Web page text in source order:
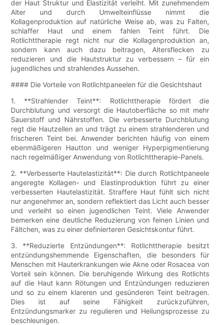
der Haut Struktur und Elastizität verleiht. Mit zunehmendem
Alter und durch Umwelteinflüsse nimmt die
Kollagenproduktion auf natürliche Weise ab, was zu Falten,
schlaffer Haut und einem fahlen Teint führt. Die
Rotlichttherapie regt nicht nur die Kollagenproduktion an,
sondern kann auch dazu beitragen, Altersflecken zu
reduzieren und die Hautstruktur zu verbessern – für ein
jugendliches und strahlendes Aussehen.
#### Die Vorteile von Rotlichtpaneelen für die Gesichtshaut
1. **Strahlender Teint**: Rotlichttherapie fördert die
Durchblutung und versorgt die Hautoberfläche so mit mehr
Sauerstoff und Nährstoffen. Die verbesserte Durchblutung
regt die Hautzellen an und trägt zu einem strahlenderen und
frischeren Teint bei. Anwender berichten häufig von einem
ebenmäßigeren Hautton und weniger Hyperpigmentierung
nach regelmäßiger Anwendung von Rotlichttherapie-Panels.
2. **Verbesserte Hautelastizität**: Die durch Rotlichtpaneele
angeregte Kollagen- und Elastinproduktion führt zu einer
verbesserten Hautelastizität. Straffere Haut fühlt sich nicht
nur angenehmer an, sondern reflektiert das Licht auch besser
und verleiht so einen jugendlichen Teint. Viele Anwender
bemerken eine deutliche Reduzierung von feinen Linien und
Fältchen, was zu einer definierteren Gesichtskontur führt.
3. **Reduzierte Entzündungen**: Rotlichttherapie besitzt
entzündungshemmende Eigenschaften, die besonders für
Menschen mit Hauterkrankungen wie Akne oder Rosacea von
Vorteil sein können. Die beruhigende Wirkung des Rotlichts
auf die Haut kann Rötungen und Entzündungen reduzieren
und so zu einem klareren und gesünderen Teint beitragen.
Dies ist auf seine Fähigkeit zurückzuführen,
Entzündungsmarker zu regulieren und Heilungsprozesse zu
beschleunigen.